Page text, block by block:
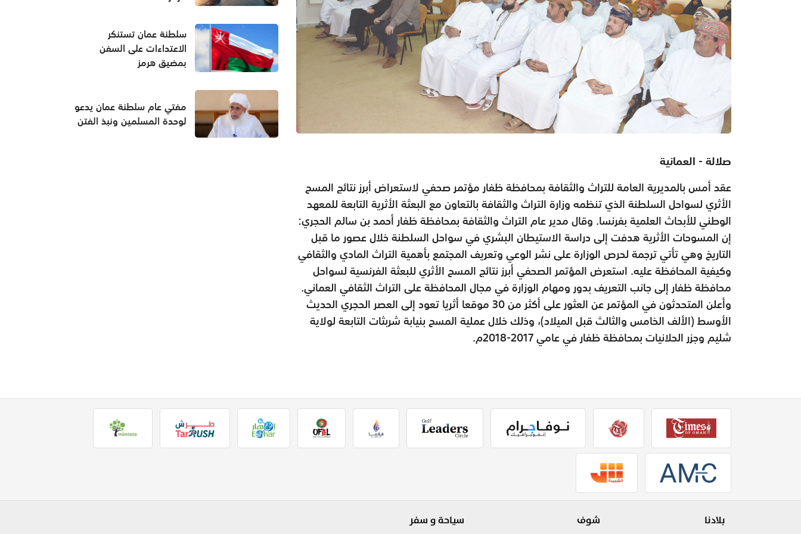
صلالة - العمانية
عقد أمس بالمديرية العامة للتراث والثقافة بمحافظة ظفار مؤتمر صحفي لاستعراض أبرز نتائج المسح
الأثري لسواحل السلطنة الذي تنظمه وزارة التراث والثقافة بالتعاون مع البعثة الأثرية التابعة للمعهد
الوطني للأبحاث العلمية بفرنسا. وقال مدير عام التراث والثقافة بمحافظة ظفار أحمد بن سالم الحجري:
إن المسوحات الأثرية هدفت إلى دراسة الاستيطان البشري في سواحل السلطنة خلال عصور ما قبل
التاريخ وهي تأتي ترجمة لحرص الوزارة على نشر الوعي وتعريف المجتمع بأهمية التراث المادي والثقافي
وكيفية المحافظة عليه. استعرض المؤتمر الصحفي أبرز نتائج المسح الأثري للبعثة الفرنسية لسواحل
محافظة ظفار إلى جانب التعريف بدور ومهام الوزارة في مجال المحافظة على التراث الثقافي العماني.
وأعلن المتحدثون في المؤتمر عن العثور على أكثر من 30 موقعا أثريا تعود إلى العصر الحجري الحديث
الأوسط (الألف الخامس والثالث قبل الميلاد)، وذلك خلال عملية المسح بنيابة شربثات التابعة لولاية
شليم وجزر الحلانيات بمحافظة ظفار في عامي 2017-2018م.
سلطنة عمان تستنكر
الاعتداءات على السفن
بمضيق هرمز
مفتي عام سلطنة عمان يدعو
لوحدة المسلمين ونبذ الفتن
بلادنا
شوف
سياحة و سفر